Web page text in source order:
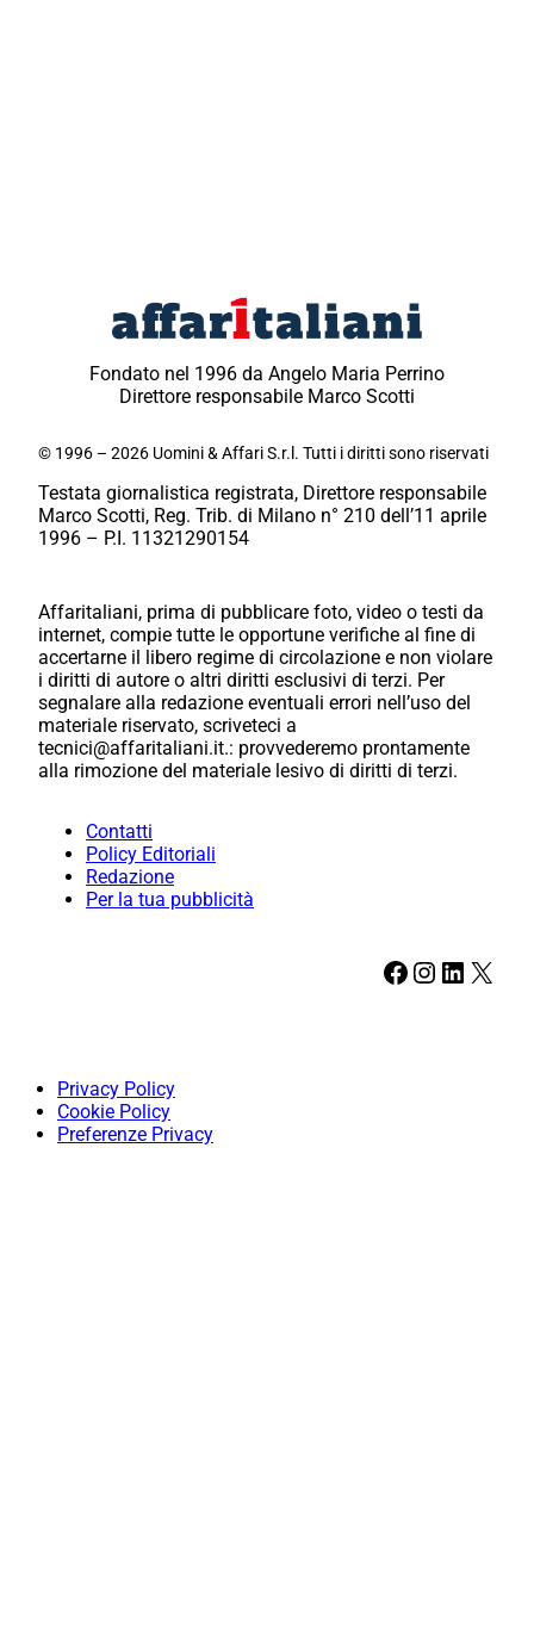
Fondato nel 1996 da Angelo Maria Perrino
Direttore responsabile Marco Scotti
© 1996 – 2026 Uomini & Affari S.r.l. Tutti i diritti sono riservati
Testata giornalistica registrata, Direttore responsabile
Marco Scotti, Reg. Trib. di Milano n° 210 dell’11 aprile
1996 – P.I. 11321290154
Affaritaliani, prima di pubblicare foto, video o testi da
internet, compie tutte le opportune verifiche al fine di
accertarne il libero regime di circolazione e non violare
i diritti di autore o altri diritti esclusivi di terzi. Per
segnalare alla redazione eventuali errori nell’uso del
materiale riservato, scriveteci a
tecnici@affaritaliani.it.: provvederemo prontamente
alla rimozione del materiale lesivo di diritti di terzi.
Contatti
Policy Editoriali
Redazione
Per la tua pubblicità
Facebook Instagram LinkedIn X
Privacy Policy
Cookie Policy
Preferenze Privacy